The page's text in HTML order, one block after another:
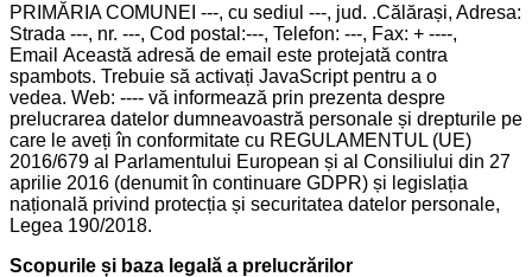
PRIMĂRIA COMUNEI ---, cu sediul ---, jud. .Călărași, Adresa:
Strada ---, nr. ---, Cod postal:---, Telefon: ---, Fax: + ----,
Email Această adresă de email este protejată contra
spambots. Trebuie să activați JavaScript pentru a o
vedea. Web: ---- vă informează prin prezenta despre
prelucrarea datelor dumneavoastră personale și drepturile pe
care le aveți în conformitate cu REGULAMENTUL (UE)
2016/679 al Parlamentului European și al Consiliului din 27
aprilie 2016 (denumit în continuare GDPR) și legislația
națională privind protecția și securitatea datelor personale,
Legea 190/2018.
Scopurile și baza legală a prelucrărilor